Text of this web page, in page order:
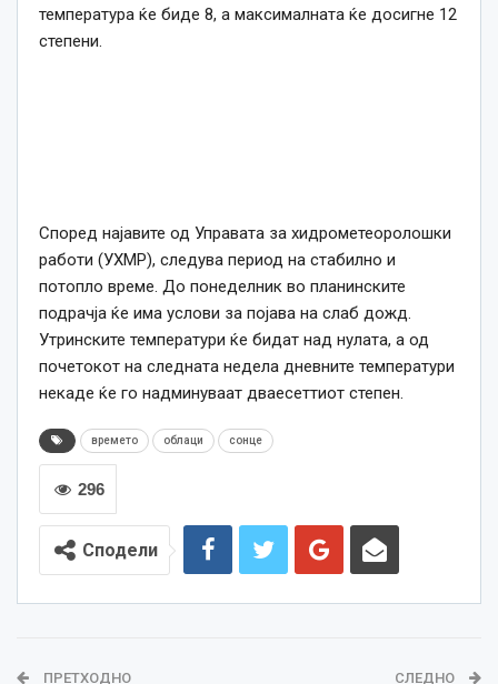
температура ќе биде 8, а максималната ќе досигне 12
степени.
Според најавите од Управата за хидрометеоролошки
работи (УХМР), следува период на стабилно и
потопло време. До понеделник во планинските
подрачја ќе има услови за појава на слаб дожд.
Утринските температури ќе бидат над нулата, а од
почетокот на следната недела дневните температури
некаде ќе го надминуваат дваесеттиот степен.
времето облаци сонце
296
Сподели
ПРЕТХОДНО СЛЕДНО